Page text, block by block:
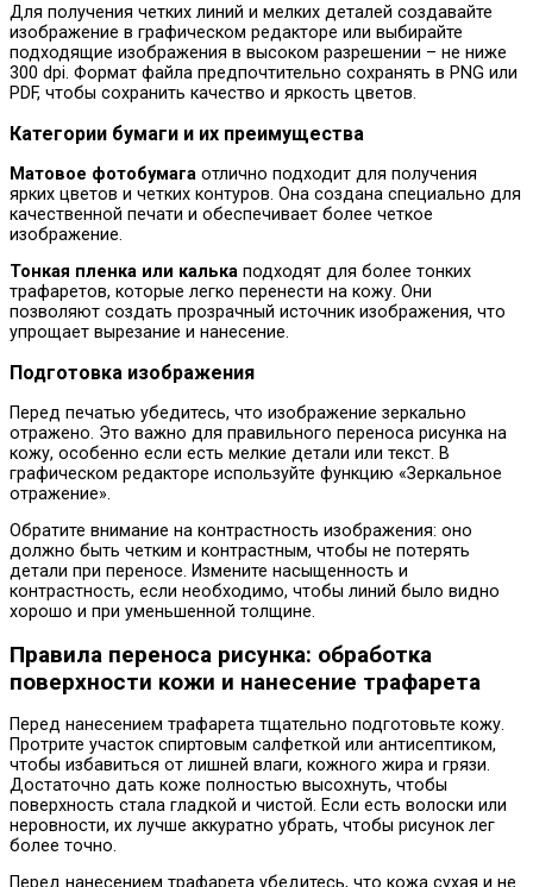
Для получения четких линий и мелких деталей создавайте
изображение в графическом редакторе или выбирайте
подходящие изображения в высоком разрешении – не ниже
300 dpi. Формат файла предпочтительно сохранять в PNG или
PDF, чтобы сохранить качество и яркость цветов.
Категории бумаги и их преимущества
Матовое фотобумага отлично подходит для получения
ярких цветов и четких контуров. Она создана специально для
качественной печати и обеспечивает более четкое
изображение.
Тонкая пленка или калька подходят для более тонких
трафаретов, которые легко перенести на кожу. Они
позволяют создать прозрачный источник изображения, что
упрощает вырезание и нанесение.
Подготовка изображения
Перед печатью убедитесь, что изображение зеркально
отражено. Это важно для правильного переноса рисунка на
кожу, особенно если есть мелкие детали или текст. В
графическом редакторе используйте функцию «Зеркальное
отражение».
Обратите внимание на контрастность изображения: оно
должно быть четким и контрастным, чтобы не потерять
детали при переносе. Измените насыщенность и
контрастность, если необходимо, чтобы линий было видно
хорошо и при уменьшенной толщине.
Правила переноса рисунка: обработка
поверхности кожи и нанесение трафарета
Перед нанесением трафарета тщательно подготовьте кожу.
Протрите участок спиртовым салфеткой или антисептиком,
чтобы избавиться от лишней влаги, кожного жира и грязи.
Достаточно дать коже полностью высохнуть, чтобы
поверхность стала гладкой и чистой. Если есть волоски или
неровности, их лучше аккуратно убрать, чтобы рисунок лег
более точно.